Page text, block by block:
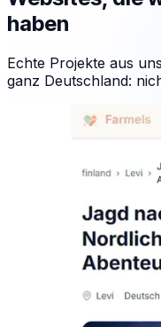
haben
Echte Projekte aus
ganz Deutschland: